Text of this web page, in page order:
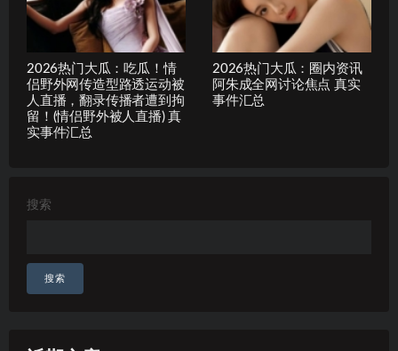
2026热门大瓜：吃瓜！情
侣野外网传造型路透运动被
人直播，翻录传播者遭到拘
留！(情侣野外被人直播) 真
实事件汇总
2026热门大瓜：圈内资讯
阿朱成全网讨论焦点 真实
事件汇总
搜索
搜索